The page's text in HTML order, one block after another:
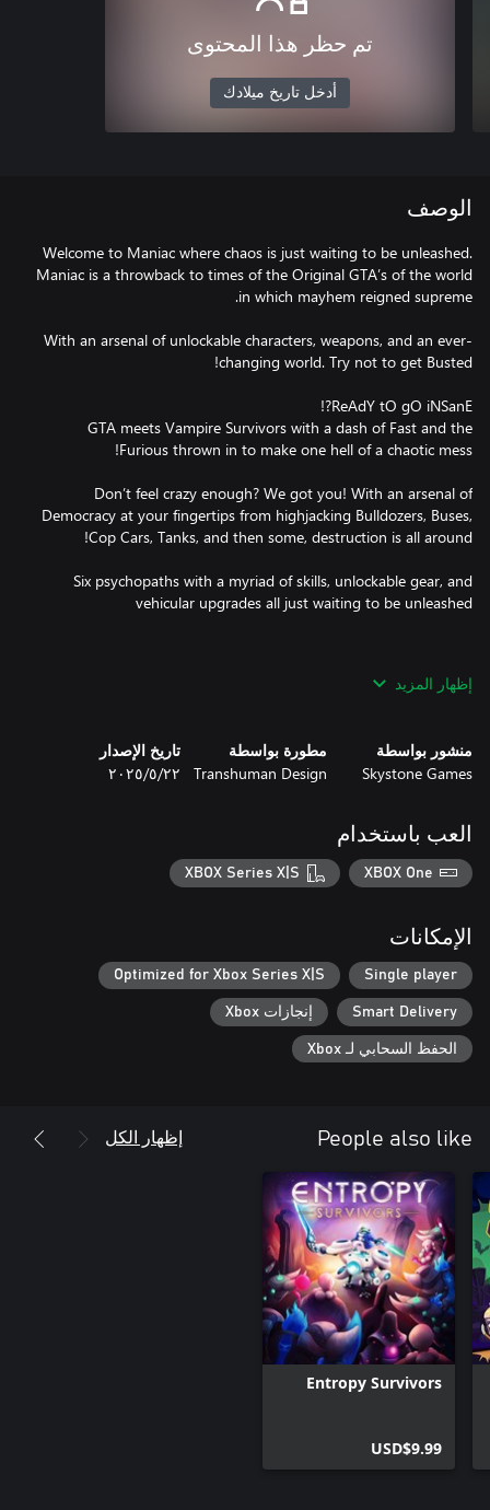
تم حظر هذا المحتوى
أدخل تاريخ ميلادك
الوصف
Welcome to Maniac where chaos is just waiting to be unleashed.
Maniac is a throwback to times of the Original GTA’s of the world
With an arsenal of unlockable characters, weapons, and an ever-
GTA meets Vampire Survivors with a dash of Fast and the
Don’t feel crazy enough? We got you! With an arsenal of
Democracy at your fingertips from highjacking Bulldozers, Buses,
Six psychopaths with a myriad of skills, unlockable gear, and
You Can’t Say Maniac without a system in place ready to deliver
sheer destruction and chaos! With sick drifts from the driving
physics to chain reactions ready to explode, the world is dynamic
and ever-changing. All of this is backed up by an aggressive AI
jOIn iN On tHe MaYHeM aND rEaCh tHe HiGheSt LeVeL!
إظهار المزيد
منشور بواسطة
Skystone Games
مطورة بواسطة
Transhuman Design
تاريخ الإصدار
٢٢‏/٥‏/٢٠٢٥
العب باستخدام
XBOX One
XBOX Series X|S
الإمكانات
Single player
Optimized for Xbox Series X|S
Smart Delivery إنجازات Xbox
الحفظ السحابي لـ Xbox
People also like إظهار الكل
Entropy Survivors
USD$9.99